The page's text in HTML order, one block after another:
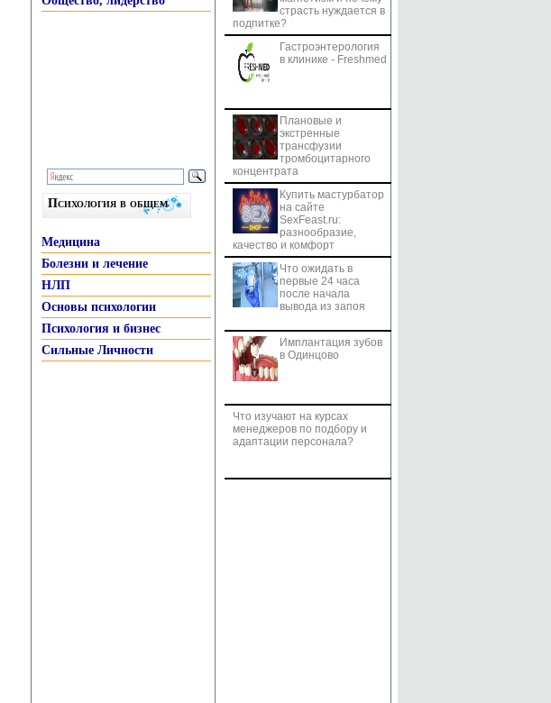
Психология в общем
Медицина
Болезни и лечение
НЛП
Основы психологии
Психология и бизнес
Сильные Личности
страсть нуждается в
подпитке?
Гастроэнтерология
в клинике - Freshmed
Плановые и
экстренные
трансфузии
тромбоцитарного
концентрата
Купить мастурбатор
на сайте
SexFeast.ru:
разнообразие,
качество и комфорт
Что ожидать в
первые 24 часа
после начала
вывода из запоя
Имплантация зубов
в Одинцово
Что изучают на курсах
менеджеров по подбору и
адаптации персонала?